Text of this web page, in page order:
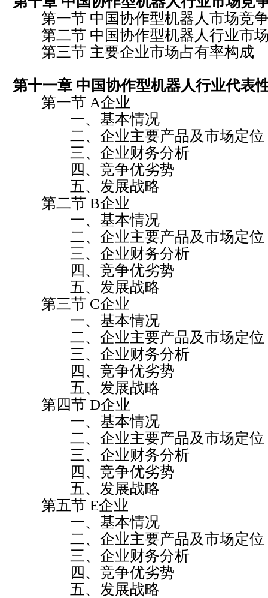
第一节 中国协作型机器人市场竞
第二节 中国协作型机器人行业市
第三节 主要企业市场占有率构成
第十一章 中国协作型机器人行业代表
第一节 A企业
一、基本情况
二、企业主要产品及市场定位
三、企业财务分析
四、竞争优劣势
五、发展战略
第二节 B企业
一、基本情况
二、企业主要产品及市场定位
三、企业财务分析
四、竞争优劣势
五、发展战略
第三节 C企业
一、基本情况
二、企业主要产品及市场定位
三、企业财务分析
四、竞争优劣势
五、发展战略
第四节 D企业
一、基本情况
二、企业主要产品及市场定位
三、企业财务分析
四、竞争优劣势
五、发展战略
第五节 E企业
一、基本情况
二、企业主要产品及市场定位
三、企业财务分析
四、竞争优劣势
五、发展战略